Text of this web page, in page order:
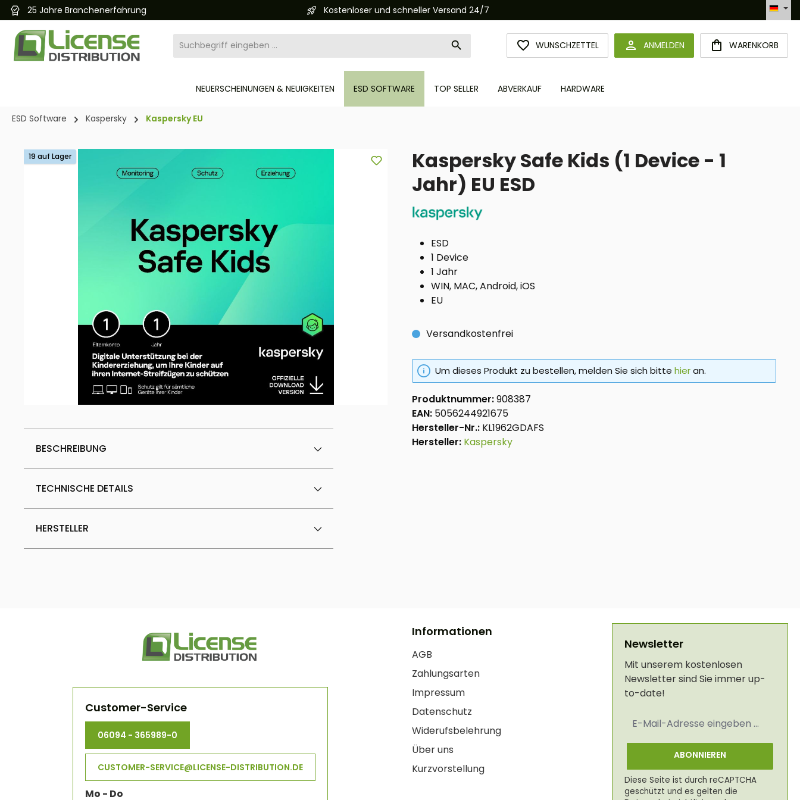
Zur Hauptnavigation springen
25 Jahre Branchenerfahrung Kostenloser und schneller Versand 24/7 Automatisierte Bestellabwicklung (API)
WUNSCHZETTELDU HAST 0 PRODUKTE AUF DEM MERKZETTEL
ANMELDEN WARENKORB
NEUERSCHEINUNGEN & NEUIGKEITEN ESD SOFTWARE TOP SELLER ABVERKAUF HARDWARE
ESD Software Kaspersky Kaspersky EU
Bildergalerie überspringen
19 auf Lager
BESCHREIBUNG
TECHNISCHE DETAILS
HERSTELLER
Kaspersky Safe Kids (1 Device - 1
Jahr) EU ESD
ESD
1 Device
1 Jahr
WIN, MAC, Android, iOS
EU
Versandkostenfrei
Um dieses Produkt zu bestellen, melden Sie sich bitte hieran.
Produktnummer:908387
EAN: 5056244921675
Hersteller-Nr.: KL1962GDAFS
Hersteller: Kaspersky
Customer-Service
06094 - 365989-0
CUSTOMER-SERVICE@LICENSE-DISTRIBUTION.DE
Mo - Do
Informationen
AGB
Zahlungsarten
Impressum
Datenschutz
Widerufsbelehrung
Über uns
Kurzvorstellung
Newsletter
Mit unserem kostenlosen
Newsletter sind Sie immer up-
to-date!
Mail-
ABONNIEREN
Diese Seite ist durch reCAPTCHA
geschützt und es gelten die